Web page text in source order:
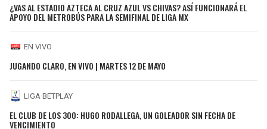
¿VAS AL ESTADIO AZTECA AL CRUZ AZUL VS CHIVAS? ASÍ FUNCIONARÁ EL
APOYO DEL METROBÚS PARA LA SEMIFINAL DE LIGA MX
EN VIVO
JUGANDO CLARO, EN VIVO | MARTES 12 DE MAYO
LIGA BETPLAY
EL CLUB DE LOS 300: HUGO RODALLEGA, UN GOLEADOR SIN FECHA DE
VENCIMIENTO